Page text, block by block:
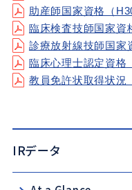
助産師国家資格（
臨床検査技師国家資
診療放射線技師国家
臨床心理士認定資格
教員免許状取得状況
IRデータ